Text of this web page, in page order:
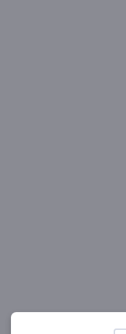
La divisione cellulare